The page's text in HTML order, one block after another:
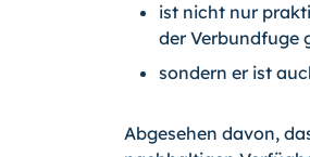
ist nicht nur
der Verbundfuge
sondern er ist
Abgesehen davon,